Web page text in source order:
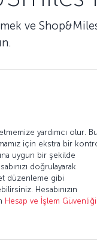
ve
yardımcı olur. Bu
için ekstra bir
uygun bir şekilde
doğrulayarak
düzenleme gibi
Hesabınızın
Hesap ve İşlem Güvenliği